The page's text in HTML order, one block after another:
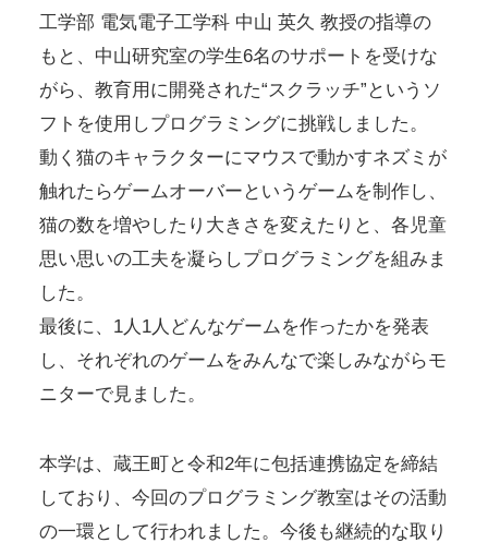
工学部 電気電子工学科 中山 英久 教授の指導の
もと、中山研究室の学生6名のサポートを受けな
がら、教育用に開発された“スクラッチ”というソ
フトを使用しプログラミングに挑戦しました。
動く猫のキャラクターにマウスで動かすネズミが
触れたらゲームオーバーというゲームを制作し、
猫の数を増やしたり大きさを変えたりと、各児童
思い思いの工夫を凝らしプログラミングを組みま
した。
最後に、1人1人どんなゲームを作ったかを発表
し、それぞれのゲームをみんなで楽しみながらモ
ニターで見ました。
本学は、蔵王町と令和2年に包括連携協定を締結
しており、今回のプログラミング教室はその活動
の一環として行われました。今後も継続的な取り